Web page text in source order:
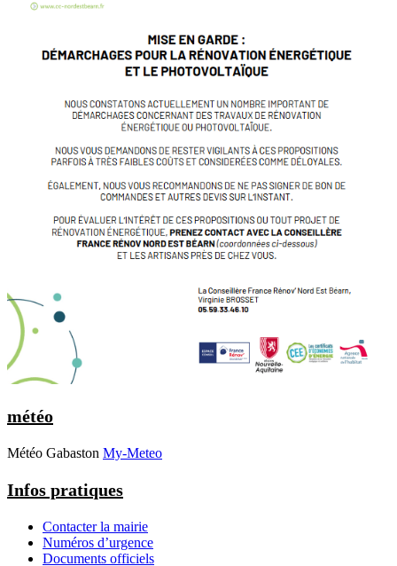
météo
Météo Gabaston My-Meteo
Infos pratiques
Contacter la mairie
Numéros d’urgence
Documents officiels